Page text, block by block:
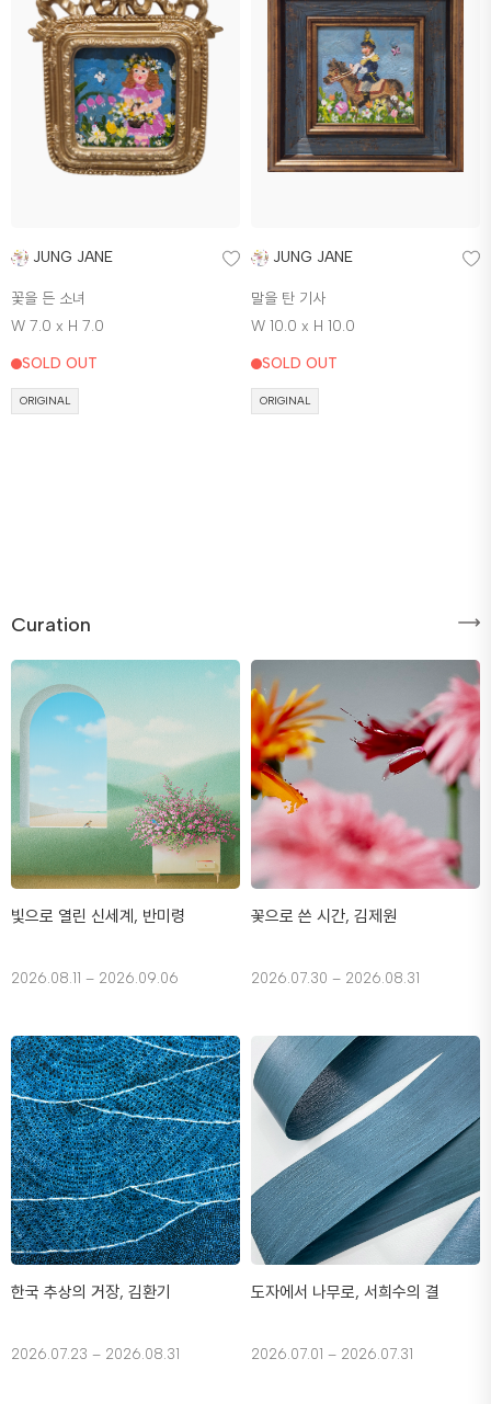
JUNG JANE
꽃을 든 소녀
W 7.0 x H 7.0
SOLD OUT
ORIGINAL
JUNG JANE
말을 탄 기사
W 10.0 x H 10.0
SOLD OUT
ORIGINAL
Curation
빛으로 열린 신세계, 반미령
2026.08.11 – 2026.09.06
꽃으로 쓴 시간, 김제원
2026.07.30 – 2026.08.31
한국 추상의 거장, 김환기
2026.07.23 – 2026.08.31
도자에서 나무로, 서희수의 결
2026.07.01 – 2026.07.31